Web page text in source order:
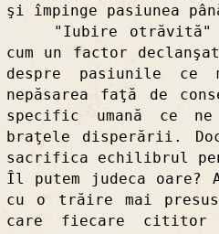
şi împinge pasiunea
"Iubire otrăvită" ne
cum un factor
despre pasiunile
nepăsarea faţă de
specific umană ce
braţele disperării.
sacrifica echilibrul
Îl putem judeca oare?
cu o trăire mai
care fiecare